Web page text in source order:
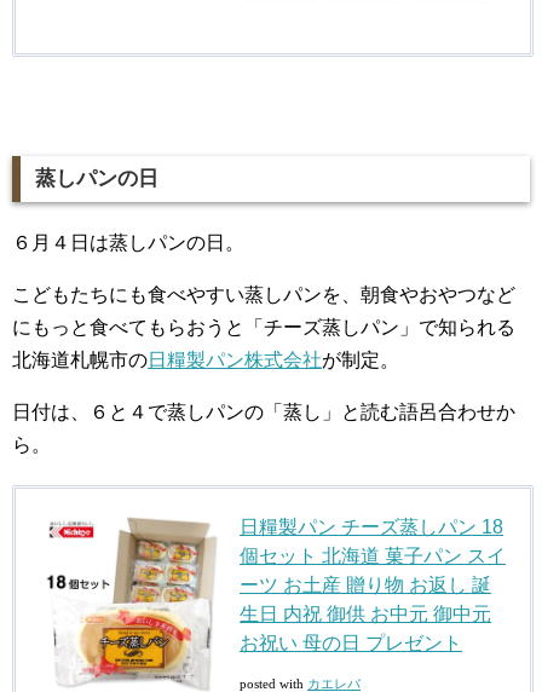
蒸しパンの日
６月４日は蒸しパンの日。
こどもたちにも食べやすい蒸しパンを、朝食やおやつなど
にもっと食べてもらおうと「チーズ蒸しパン」で知られる
北海道札幌市の日糧製パン株式会社が制定。
日付は、６と４で蒸しパンの「蒸し」と読む語呂合わせか
ら。
日糧製パン チーズ蒸しパン 18
個セット 北海道 菓子パン スイ
ーツ お土産 贈り物 お返し 誕
生日 内祝 御供 お中元 御中元
お祝い 母の日 プレゼント
posted with カエレバ